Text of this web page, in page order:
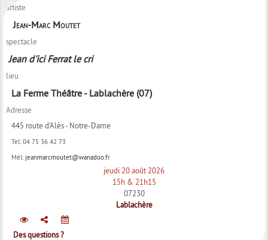
artiste
Jean-Marc Moutet
spectacle
Jean d'ici Ferrat le cri
lieu
La Ferme Théâtre - Lablachère (07)
Adresse
445 route d'Alès - Notre-Dame
Tel: 04 75 36 42 73
Mél: jeanmarcmoutet@wanadoo.fr
jeudi 20 août 2026
15h & 21h15
07230
Lablachère
Des questions ?